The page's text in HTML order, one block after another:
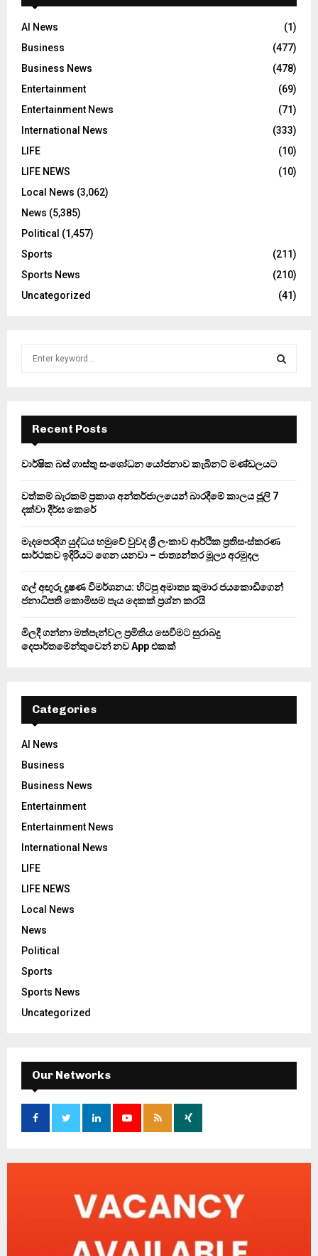
AI News
(1)
Business
(477)
Business News
(478)
Entertainment
(69)
Entertainment News
(71)
International News
(333)
LIFE
(10)
LIFE NEWS
(10)
Local News (3,062)
News (5,385)
Political (1,457)
Sports
(211)
Sports News
(210)
Uncategorized
(41)
f
r
E
A
Recent Posts
වාර්ෂික බස් ගාස්තු සංශෝධන යෝජනාව කැබිනට් මණ්ඩලයට
වත්කම් බැරකම් ප්‍රකාශ අන්තර්ජාලයෙන් බාරදීමේ කාලය ජූලි 7
දක්වා දීර්ඝ කෙරේ
මැදපෙරදිග යුද්ධය හමුවේ වුවද ශ්‍රී ලංකාව ආර්ථික ප්‍රතිසංස්කරණ
සාර්ථකව ඉදිරියට ගෙන යනවා – ජාත්‍යන්තර මූල්‍ය අරමුදල
ගල් අඟුරු දූෂණ විමර්ශනය: හිටපු අමාත්‍ය කුමාර ජයකොඩිගෙන්
ජනාධිපති කොමිසම පැය දෙකක් ප්‍රශ්න කරයි
මිලදී ගන්නා මත්පැන්වල ප්‍රමිතිය සෙවීමට සුරාබදු
දෙපාර්තමේන්තුවෙන් නව App එකක්
Categories
AI News
Business
Business News
Entertainment
Entertainment News
International News
LIFE
LIFE NEWS
Local News
News
Political
Sports
Sports News
Uncategorized
Our Networks